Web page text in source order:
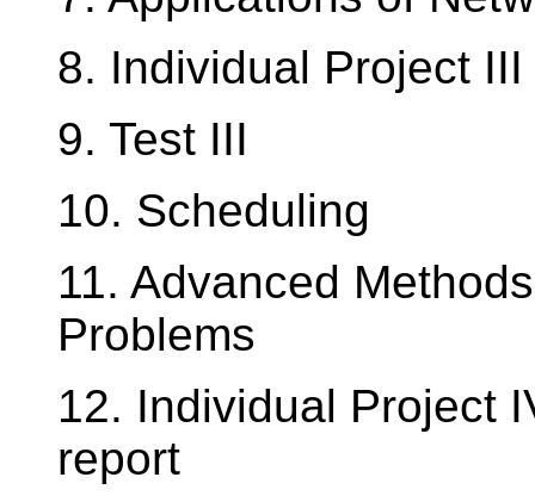
8. Individual Project
9. Test III
10. Scheduling
11. Advanced
Problems
12. Individual Project
report